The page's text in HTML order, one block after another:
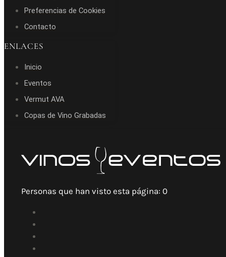
Preferencias de Cookies
Contacto
ENLACES
Inicio
Eventos
Vermut AVA
Copas de Vino Grabadas
Personas que han visto esta página: 0